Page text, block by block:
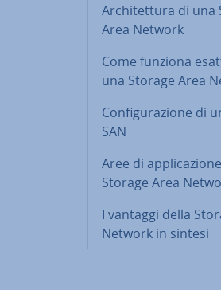
Ar­chi­tet­tu­ra di una
Area Network
Come funziona
una Storage Area
Con­fi­gu­ra­zio­ne di
SAN
Aree di
Storage Area
I vantaggi della
Network in sintesi